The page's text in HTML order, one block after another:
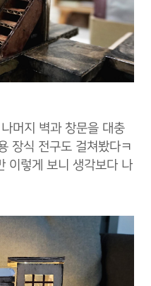
머지 벽과 창문을 대충
장식 전구도 걸쳐봤다ㅋ
이렇게 보니 생각보다 나